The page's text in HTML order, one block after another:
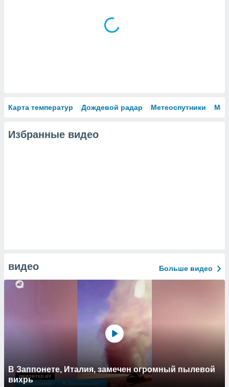
Карта температур Дождевой радар Метеоспутники
Избранные видео
видео Больше видео
В Заппонете, Италия, замечен огромный пылевой
вихрь